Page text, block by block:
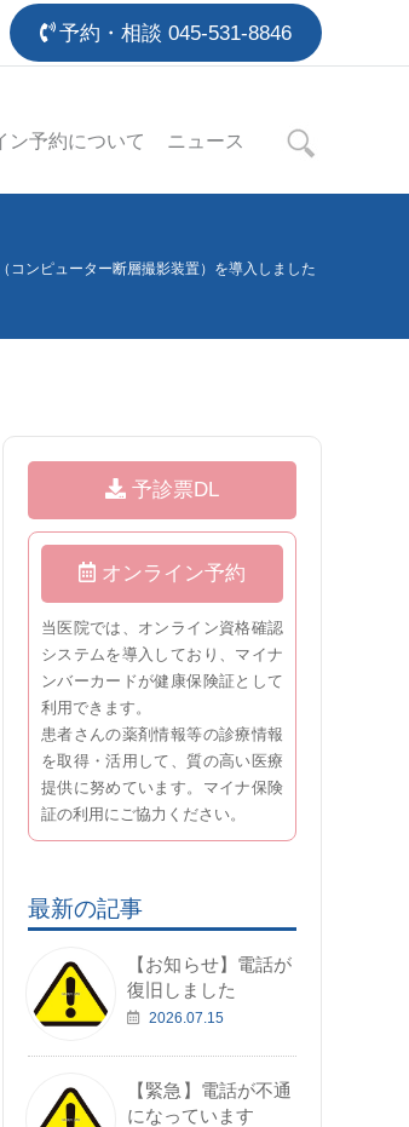
予約・相談 045-531-8846
ン予約について ニュース
コンピューター断層撮影装置）を導入しました
予診票DL
オンライン予約
当医院では、オンライン資格確認
システムを導入しており、マイナ
ンバーカードが健康保険証として
利用できます。
患者さんの薬剤情報等の診療情報
を取得・活用して、質の高い医療
提供に努めています。マイナ保険
証の利用にご協力ください。
最新の記事
【お知らせ】電話が
復旧しました
2026.07.15
【緊急】電話が不通
になっています